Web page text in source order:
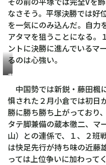
なさそう。平塚決勝では好
を一気にのみ込んだ。自力
アタマを狙うことになる。
ントに決勝に進んでいるマ
るのは心強い。
藤
楓
中国勢では新鋭・藤田楓
惧された２月小倉では初日
勝に勝ち勝ち上がっており
タテ脚兼備の蔵本徹二、マ
山）との連係で、１、２班
は快足先行が持ち味の近藤
っては上位争いに加わって